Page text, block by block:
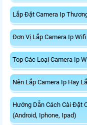
Lắp Đặt Camera Ip
Đơn Vị Lắp Camera Ip
Top Các Loại Camera Ip
Nên Lắp Camera Ip Hay
Hướng Dẫn Cách Cài Đặt
(Android, Iphone, Ipad)